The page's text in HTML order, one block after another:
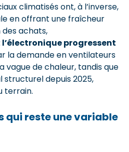
climatisés ont, à l’inverse,
en offrant une fraîcheur
des achats,
progressent
la demande en ventilateurs
vague de chaleur, tandis que
structurel depuis 2025,
terrain.
qui reste une variable